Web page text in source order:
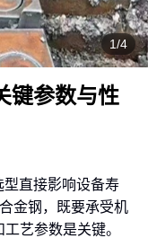
1/4
键参数与性
型直接影响设备寿
金钢，既要承受机
艺参数是关键。